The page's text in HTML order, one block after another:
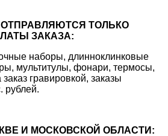
ТОЛЬКО
ЗАКАЗА:
наборы, длинноклинковые
мультитулы, фонари, термосы,
гравировкой, заказы
И МОСКОВСКОЙ ОБЛАСТИ: